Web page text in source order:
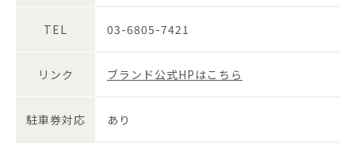
TEL 03-6805-7421
リンク ブランド公式HPはこちら
駐車券対応 あり